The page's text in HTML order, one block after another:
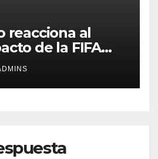
reacciona al
de la FIFA
para acoger
2030:
en España»